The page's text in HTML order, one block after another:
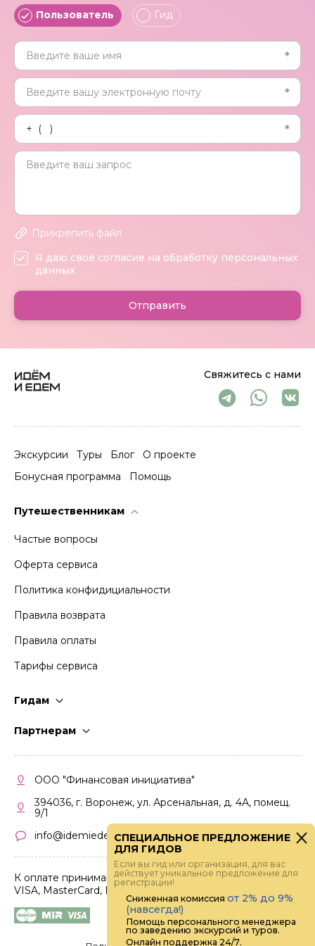
Свяжитесь с нами
Экскурсии Туры Блог
О проекте
Бонусная программа
Помощь
Путешественникам
Частые вопросы
Оферта сервиса
Политика конфидициальности
Правила возврата
Правила оплаты
Тарифы сервиса
Гидам
Партнерам
Кабинет партнера
Правила участия
ООО "Финансовая инициатива"
394036, г. Воронеж, ул. Арсенальная, д. 4А, помещ.
9/1
info@idemiedem.ru
К оплате принимаются карты
VISA, MasterCard, МИР
Пользователь Гид
Прикрепить файл
Я даю своё согласие на обработку персональных
данных
Отправить
СПЕЦИАЛЬНОЕ ПРЕДЛОЖЕНИЕ
ДЛЯ ГИДОВ
Если вы гид или организация, для вас
действует уникальное предложение для
регистрации!
Сниженная комиссия от 2% до 9%
(навсегда!)
Помощь персонального менеджера
по заведению экскурсий и туров.
Онлайн поддержка 24/7.